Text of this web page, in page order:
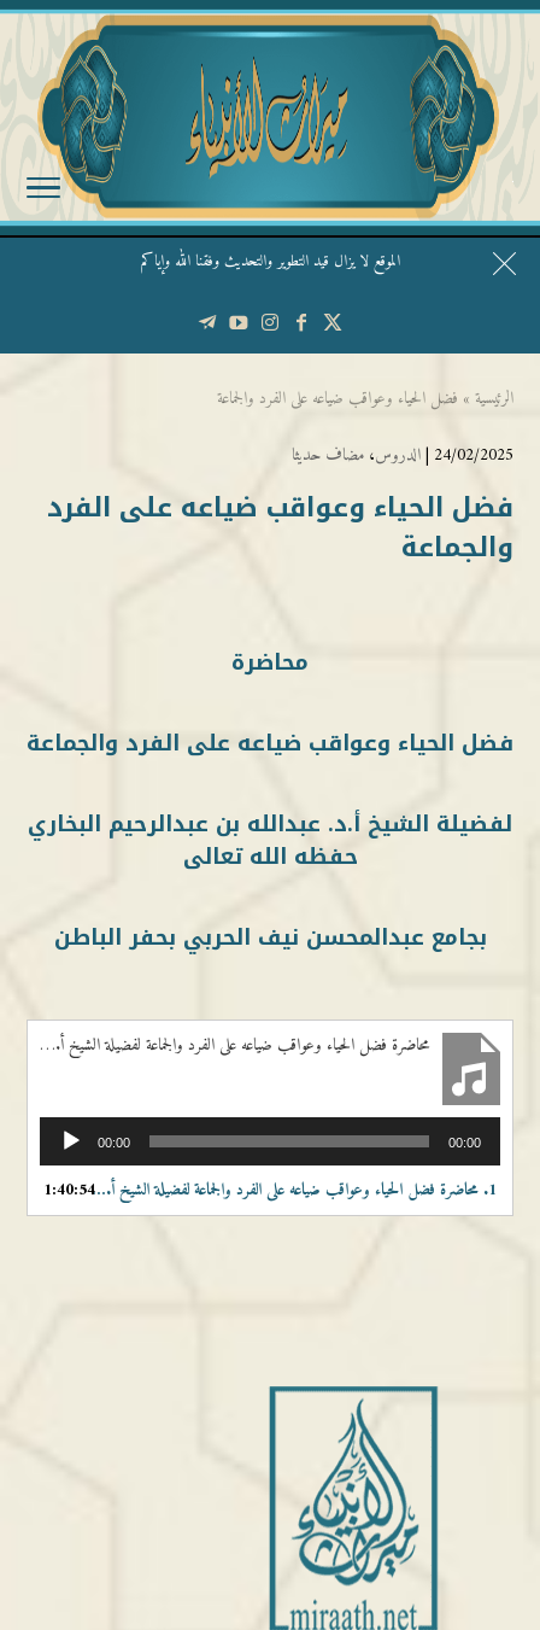
الموقع لا يزال قيد التطوير والتحديث وفقنا الله وإياكم
قال الشيخ ربيع وفقه الله: نحن ليس عندنا تقديس الأشخاص
الرئيسية » فضل الحياء وعواقب ضياعه على الفرد والجماعة
24/02/2025 | الدروس، مضاف حديثا
فضل الحياء وعواقب ضياعه على الفرد
والجماعة
محاضرة
فضل الحياء وعواقب ضياعه على الفرد والجماعة
لفضيلة الشيخ أ.د. عبدالله بن عبدالرحيم البخاري
حفظه الله تعالى
بجامع عبدالمحسن نيف الحربي بحفر الباطن
محاضرة فضل الحياء وعواقب ضياعه على الفرد والجماعة لفضيلة الشيخ أ.د عبدالله بن عبد الرحيم البخاري
الصوت
00:00 00:00
1. محاضرة فضل الحياء وعواقب ضياعه على الفرد والجماعة لفضيلة الشيخ أ.د عبدالله بن عبد الرحيم البخاري 1:40:54